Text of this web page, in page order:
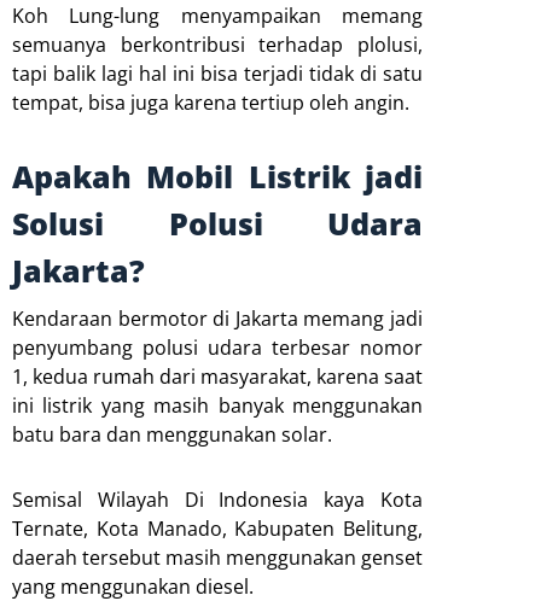
Koh Lung-lung menyampaikan memang
semuanya berkontribusi terhadap plolusi,
tapi balik lagi hal ini bisa terjadi tidak di satu
tempat, bisa juga karena tertiup oleh angin.
Apakah Mobil Listrik jadi
Solusi Polusi Udara
Jakarta?
Kendaraan bermotor di Jakarta memang jadi
penyumbang polusi udara terbesar nomor
1, kedua rumah dari masyarakat, karena saat
ini listrik yang masih banyak menggunakan
batu bara dan menggunakan solar.
Semisal Wilayah Di Indonesia kaya Kota
Ternate, Kota Manado, Kabupaten Belitung,
daerah tersebut masih menggunakan genset
yang menggunakan diesel.